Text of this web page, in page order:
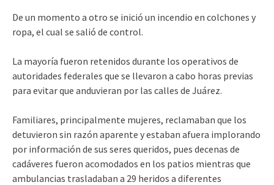
De un momento a otro se inició un incendio en colchones y
ropa, el cual se salió de control.
La mayoría fueron retenidos durante los operativos de
autoridades federales que se llevaron a cabo horas previas
para evitar que anduvieran por las calles de Juárez.
Familiares, principalmente mujeres, reclamaban que los
detuvieron sin razón aparente y estaban afuera implorando
por información de sus seres queridos, pues decenas de
cadáveres fueron acomodados en los patios mientras que
ambulancias trasladaban a 29 heridos a diferentes